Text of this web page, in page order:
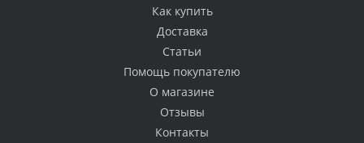
Как купить
Доставка
Статьи
Помощь покупателю
О магазине
Отзывы
Контакты